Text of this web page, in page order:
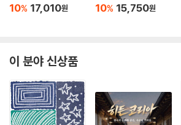
95. 이조 판서 시절에 받은 가명假名의 투서
98. 조선조의 역대 대제학
100. 조선조의 상신相臣 명단
101. 문과에 급제자가 많은 조선조 명문가들
102. 영남과 호남의 성대한 인재들
10% 17,010원 10% 15,750원
이 분야 신상품